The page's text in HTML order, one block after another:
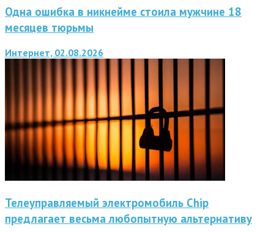
Одна ошибка в никнейме стоила мужчине 18
месяцев тюрьмы
Интернет, 02.08.2026
Телеуправляемый электромобиль Chip
предлагает весьма любопытную альтернативу